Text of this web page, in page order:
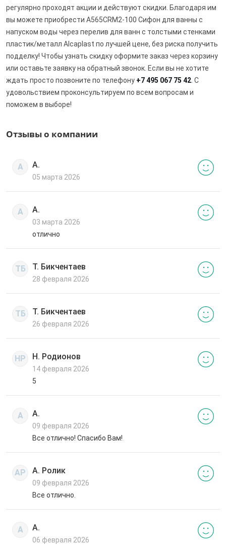
регулярно проходят акции и действуют скидки. Благодаря им
вы можете приобрести A565CRM2-100 Сифон для ванны с
напуском воды через перелив для ванн с толстыми стенками
пластик/металл Alcaplast по лучшей цене, без риска получить
подделку! Чтобы узнать скидку оформите заказ через корзину
или оставьте заявку на обратный звонок. Если вы не хотите
ждать просто позвоните по телефону +7 495 067 75 42 . С
удовольствием проконсультируем по всем вопросам и
поможем в выборе!
Отзывы о компании
А А.
05 марта 2026
А А.
03 марта 2026
отлично
ТБ Т. Бикчентаев
28 февраля 2026
ТБ Т. Бикчентаев
26 февраля 2026
НР Н. Родионов
14 февраля 2026
5
А А.
09 февраля 2026
Все отлично! Спасибо Вам!
АР А. Ролик
09 февраля 2026
Все отлично.
А А.
06 февраля 2026